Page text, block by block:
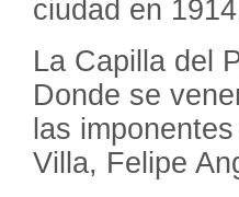
ciudad en
La Capilla del
Donde se
las
Villa, Felipe